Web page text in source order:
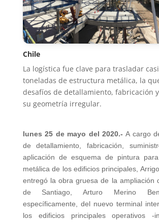
Chile
La logística fue clave para trasladar
toneladas de estructura metálica, la
desafíos de detallamiento, fabricación
su geometría irregular.
lunes 25 de mayo del 2020.- A cargo
de detallamiento, fabricación,
aplicación de esquema de pintura
metálica de los edificios principales,
entregó la obra gruesa de la ampliación
de Santiago, Arturo Merino
específicamente, del nuevo terminal
los edificios principales operativos -